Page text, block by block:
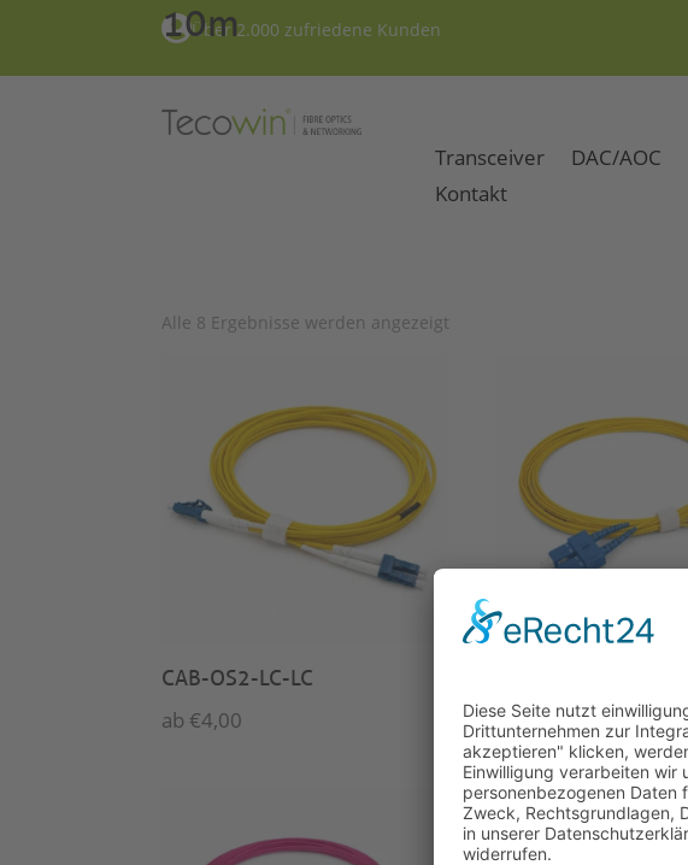
Über 2.000 zufriedene Kunden
Transceiver DAC/AOC
Kontakt
10m
Alle 8 Ergebnisse werden angezeigt
CAB-OS2-LC-LC
ab €4,00 ab€4,00